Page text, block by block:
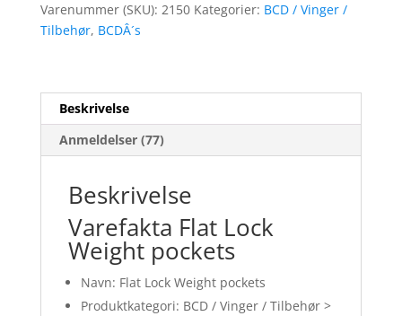
Varenummer (SKU): 2150 Kategorier: BCD / Vinger /
Tilbehør, BCDÂ´s
Beskrivelse
Anmeldelser (77)
Beskrivelse
Varefakta Flat Lock
Weight pockets
Navn: Flat Lock Weight pockets
Produktkategori: BCD / Vinger / Tilbehør >